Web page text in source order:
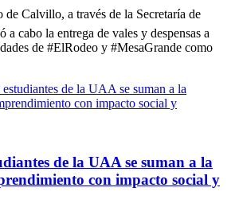
Calvillo, a través de la Secretaría de
cabo la entrega de vales y despensas a
de #ElRodeo y #MesaGrande como
de la UAA se suman a la
con impacto social y